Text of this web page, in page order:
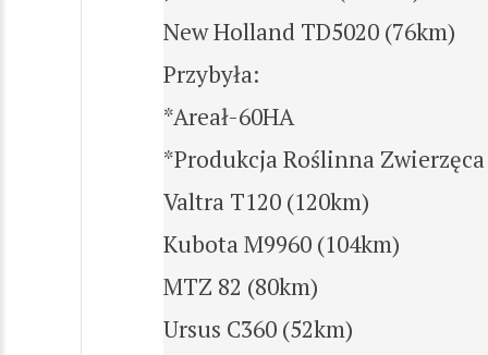
New Holland TD5020 (76km)
Przybyła:
*Areał-60HA
*Produkcja Roślinna Zwierzęca
Valtra T120 (120km)
Kubota M9960 (104km)
MTZ 82 (80km)
Ursus C360 (52km)